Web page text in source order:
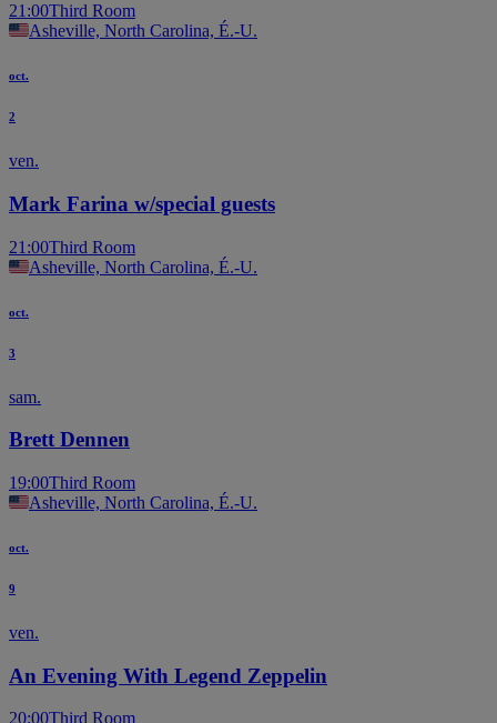
21:00Third Room
Asheville, North Carolina, É.-U.
oct.
2
ven.
Mark Farina w/special guests
21:00Third Room
Asheville, North Carolina, É.-U.
oct.
3
sam.
Brett Dennen
19:00Third Room
Asheville, North Carolina, É.-U.
oct.
9
ven.
An Evening With Legend Zeppelin
20:00Third Room